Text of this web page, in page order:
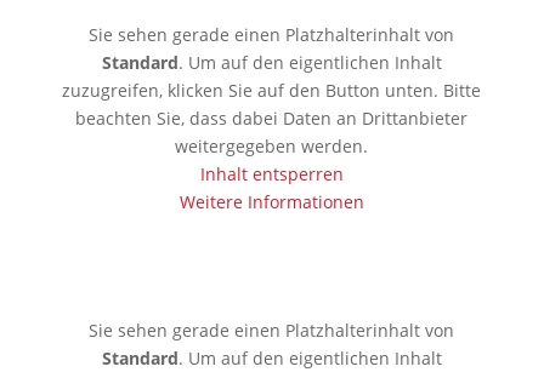
Sie sehen gerade einen Platzhalterinhalt von
Standard. Um auf den eigentlichen Inhalt
zuzugreifen, klicken Sie auf den Button unten. Bitte
beachten Sie, dass dabei Daten an Drittanbieter
weitergegeben werden.
Inhalt entsperren
Weitere Informationen
Sie sehen gerade einen Platzhalterinhalt von
Standard. Um auf den eigentlichen Inhalt